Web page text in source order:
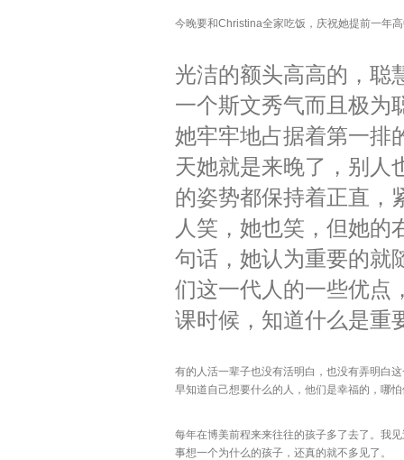
今晚要和Christina全家吃饭，庆祝她提前一年
光洁的额头高高的，聪
一个斯文秀气而且极为
她牢牢地占据着第一排
天她就是来晚了，别人
的姿势都保持着正直，
人笑，她也笑，但她的
句话，她认为重要的就
们这一代人的一些优点
课时候，知道什么是重
有的人活一辈子也没有活明白，也没有弄明白
早知道自己想要什么的人，他们是幸福的，哪
每年在博美前程来来往往的孩子多了去了。我
事想一个为什么的孩子，还真的就不多见了。